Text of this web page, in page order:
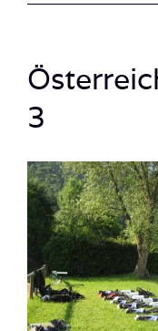
3